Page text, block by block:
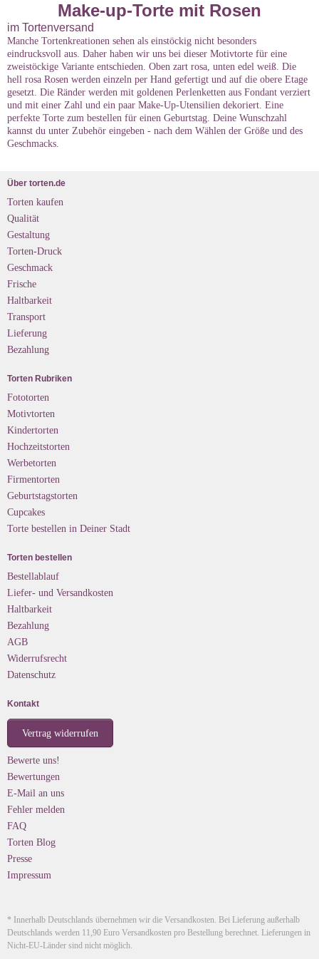
Make-up-Torte mit Rosen
im Tortenversand
Manche Tortenkreationen sehen als einstöckig nicht besonders
eindrucksvoll aus. Daher haben wir uns bei dieser Motivtorte für eine
zweistöckige Variante entschieden. Oben zart rosa, unten edel weiß. Die
hell rosa Rosen werden einzeln per Hand gefertigt und auf die obere Etage
gesetzt. Die Ränder werden mit goldenen Perlenketten aus Fondant verziert
und mit einer Zahl und ein paar Make-Up-Utensilien dekoriert. Eine
perfekte Torte zum bestellen für einen Geburtstag. Deine Wunschzahl
kannst du unter Zubehör eingeben - nach dem Wählen der Größe und des
Geschmacks.
Über torten.de
Torten kaufen
Qualität
Gestaltung
Torten-Druck
Geschmack
Frische
Haltbarkeit
Transport
Lieferung
Bezahlung
Torten Rubriken
Fototorten
Motivtorten
Kindertorten
Hochzeitstorten
Werbetorten
Firmentorten
Geburtstagstorten
Cupcakes
Torte bestellen in Deiner Stadt
Torten bestellen
Bestellablauf
Liefer- und Versandkosten
Haltbarkeit
Bezahlung
AGB
Widerrufsrecht
Datenschutz
Kontakt
Vertrag widerrufen
Bewerte uns!
Bewertungen
E-Mail an uns
Fehler melden
FAQ
Torten Blog
Presse
Impressum
* Innerhalb Deutschlands übernehmen wir die Versandkosten. Bei Lieferung außerhalb
Deutschlands werden 11,90 Euro Versandkosten pro Bestellung berechnet. Lieferungen in
Nicht-EU-Länder sind nicht möglich.